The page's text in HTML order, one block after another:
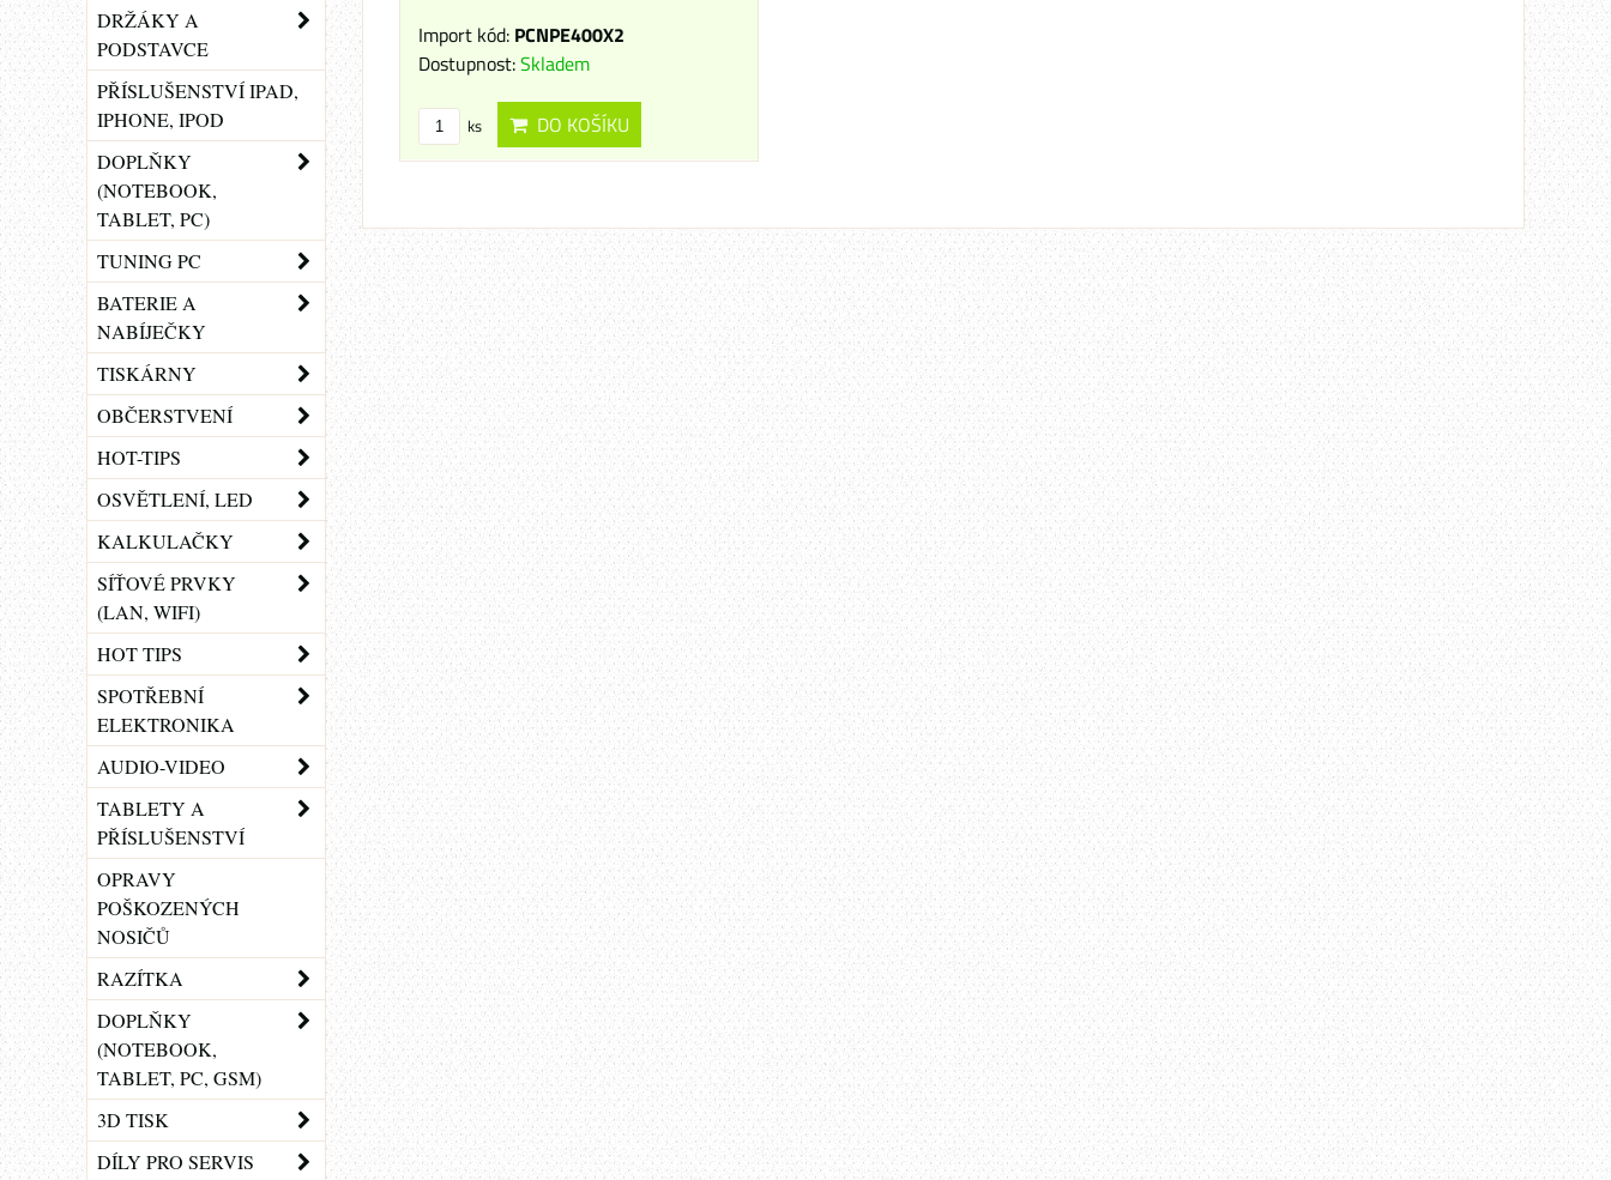
Import kód: PCNPE400X2
Dostupnost:Skladem
ks DO KOŠÍKU
DRŽÁKY A
PODSTAVCE
PŘÍSLUŠENSTVÍ IPAD,
IPHONE, IPOD
DOPLŇKY
(NOTEBOOK,
TABLET, PC)
TUNING PC
BATERIE A
NABÍJEČKY
TISKÁRNY
OBČERSTVENÍ
HOT-TIPS
OSVĚTLENÍ, LED
KALKULAČKY
SÍŤOVÉ PRVKY
(LAN, WIFI)
HOT TIPS
SPOTŘEBNÍ
ELEKTRONIKA
AUDIO-VIDEO
TABLETY A
PŘÍSLUŠENSTVÍ
OPRAVY
POŠKOZENÝCH
NOSIČŮ
RAZÍTKA
DOPLŇKY
(NOTEBOOK,
TABLET, PC, GSM)
3D TISK
DÍLY PRO SERVIS